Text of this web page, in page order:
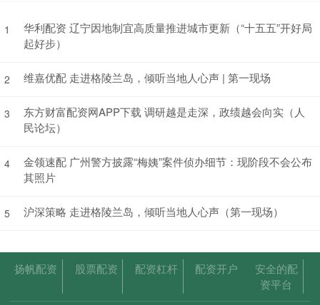
1
华利配资 辽宁因地制宜高质量推进城市更新（“十五五”开好局
起好步）
2 维嘉优配 走进格陵兰岛，倾听当地人心声 | 第一现场
3
东方财富配资网APP下载 调研越是走深，政绩越会向实（人
民论坛）
4
金领速配 广州警方披露“梅姨”案件侦办细节：现阶段不会公布
其照片
5 沪深策略 走进格陵兰岛，倾听当地人心声（第一现场）
扬帆配资 股票配资 配资杠杆 配资开户
安全的配
资平台